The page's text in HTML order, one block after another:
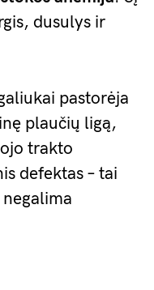
dusulys ir
pastorėja
plaučių ligą,
trakto
defektas – tai